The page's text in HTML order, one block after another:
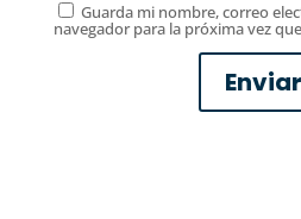
Guarda mi nombre, correo
navegador para la próxima vez